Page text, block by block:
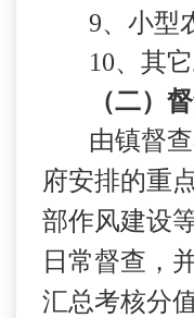
9、小型
10、其它
（二）
由镇督
府安排的重
部作风建设
日常督查，
汇总考核分值